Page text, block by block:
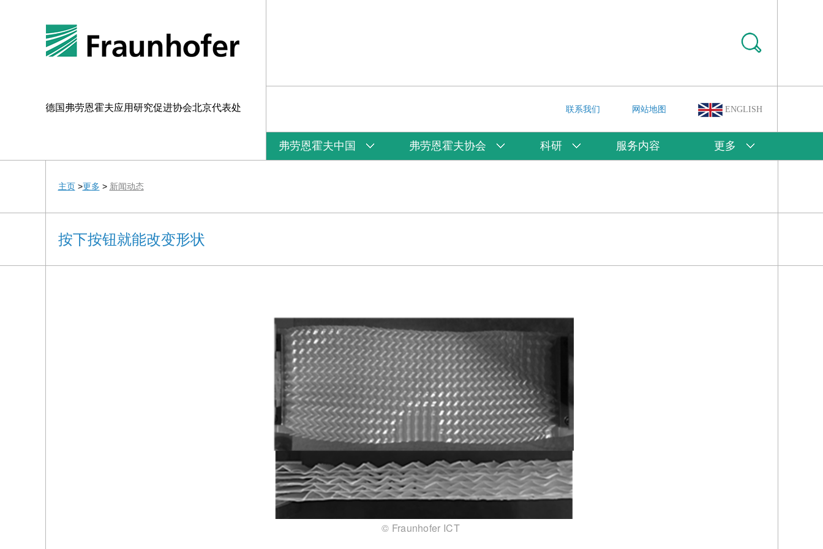
德国弗劳恩霍夫应用研究促进协会北京代表处 联系我们 网站地图 ENGLISH
弗劳恩霍夫中国 弗劳恩霍夫协会 科研 服务内容 更多
主页>更多 > 新闻动态
按下按钮就能改变形状
© Fraunhofer ICT